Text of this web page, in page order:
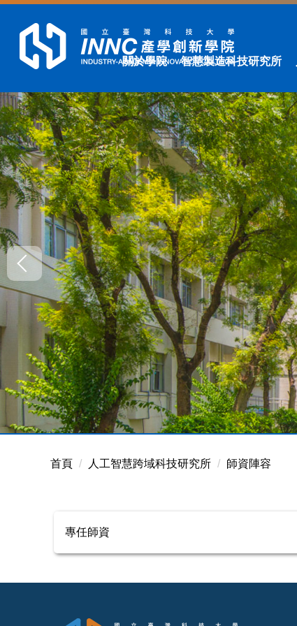
容
區
塊
關於學院 智慧製造科技研究所
首頁 人工智慧跨域科技研究所 師資陣容
專任師資